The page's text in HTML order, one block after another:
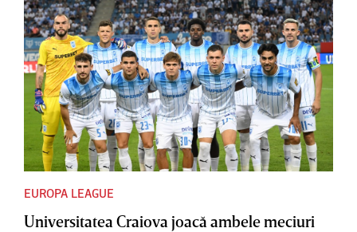
EUROPA LEAGUE
Universitatea Craiova joacă ambele meciuri